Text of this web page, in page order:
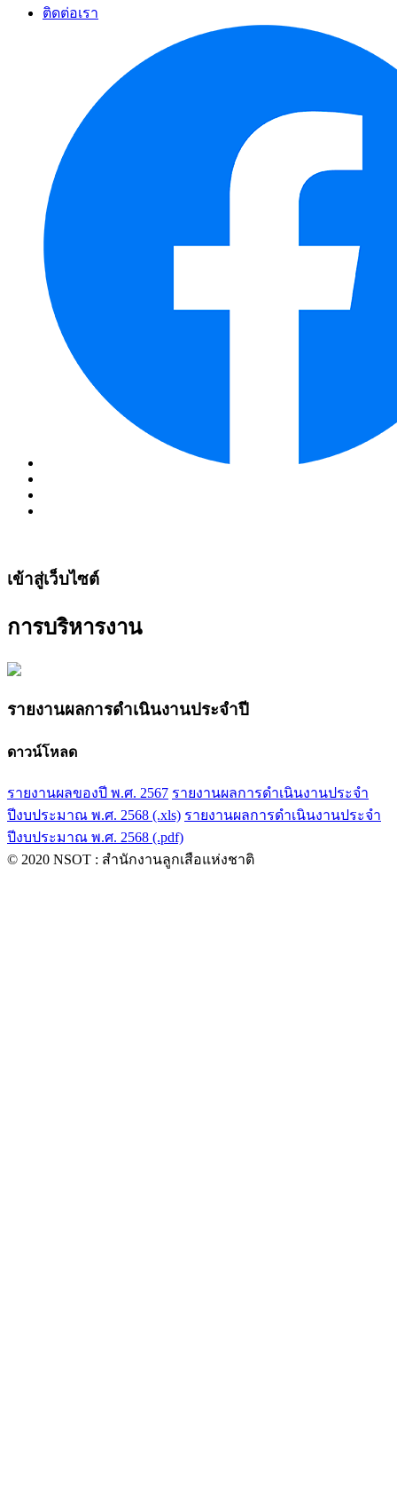
ติดต่อเรา
เข้าสู่เว็บไซต์
การบริหารงาน
รายงานผลการดำเนินงานประจำปี
ดาวน์โหลด
รายงานผลของปี พ.ศ. 2567 รายงานผลการดำเนินงานประจำ
ปีงบประมาณ พ.ศ. 2568 (.xls) รายงานผลการดำเนินงานประจำ
ปีงบประมาณ พ.ศ. 2568 (.pdf)
© 2020 NSOT : สำนักงานลูกเสือแห่งชาติ